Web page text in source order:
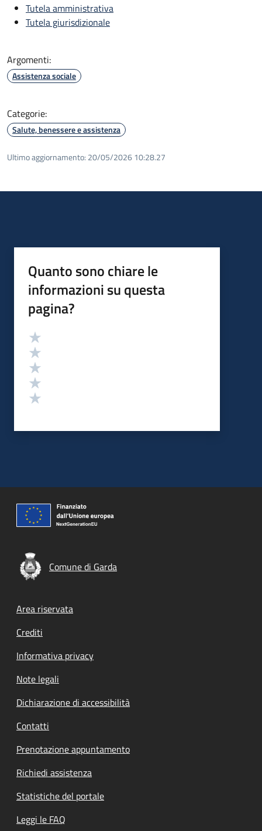
Tutela amministrativa
Tutela giurisdizionale
Argomenti:
Assistenza sociale
Categorie:
Salute, benessere e assistenza
Ultimo aggiornamento: 20/05/2026 10:28.27
Quanto sono chiare le
informazioni su questa
pagina?
Valutazione
Comune di Garda
Footer menu
Area riservata
Crediti
Informativa privacy
Note legali
Dichiarazione di accessibilità
Contatti
Prenotazione appuntamento
Richiedi assistenza
Statistiche del portale
Leggi le FAQ